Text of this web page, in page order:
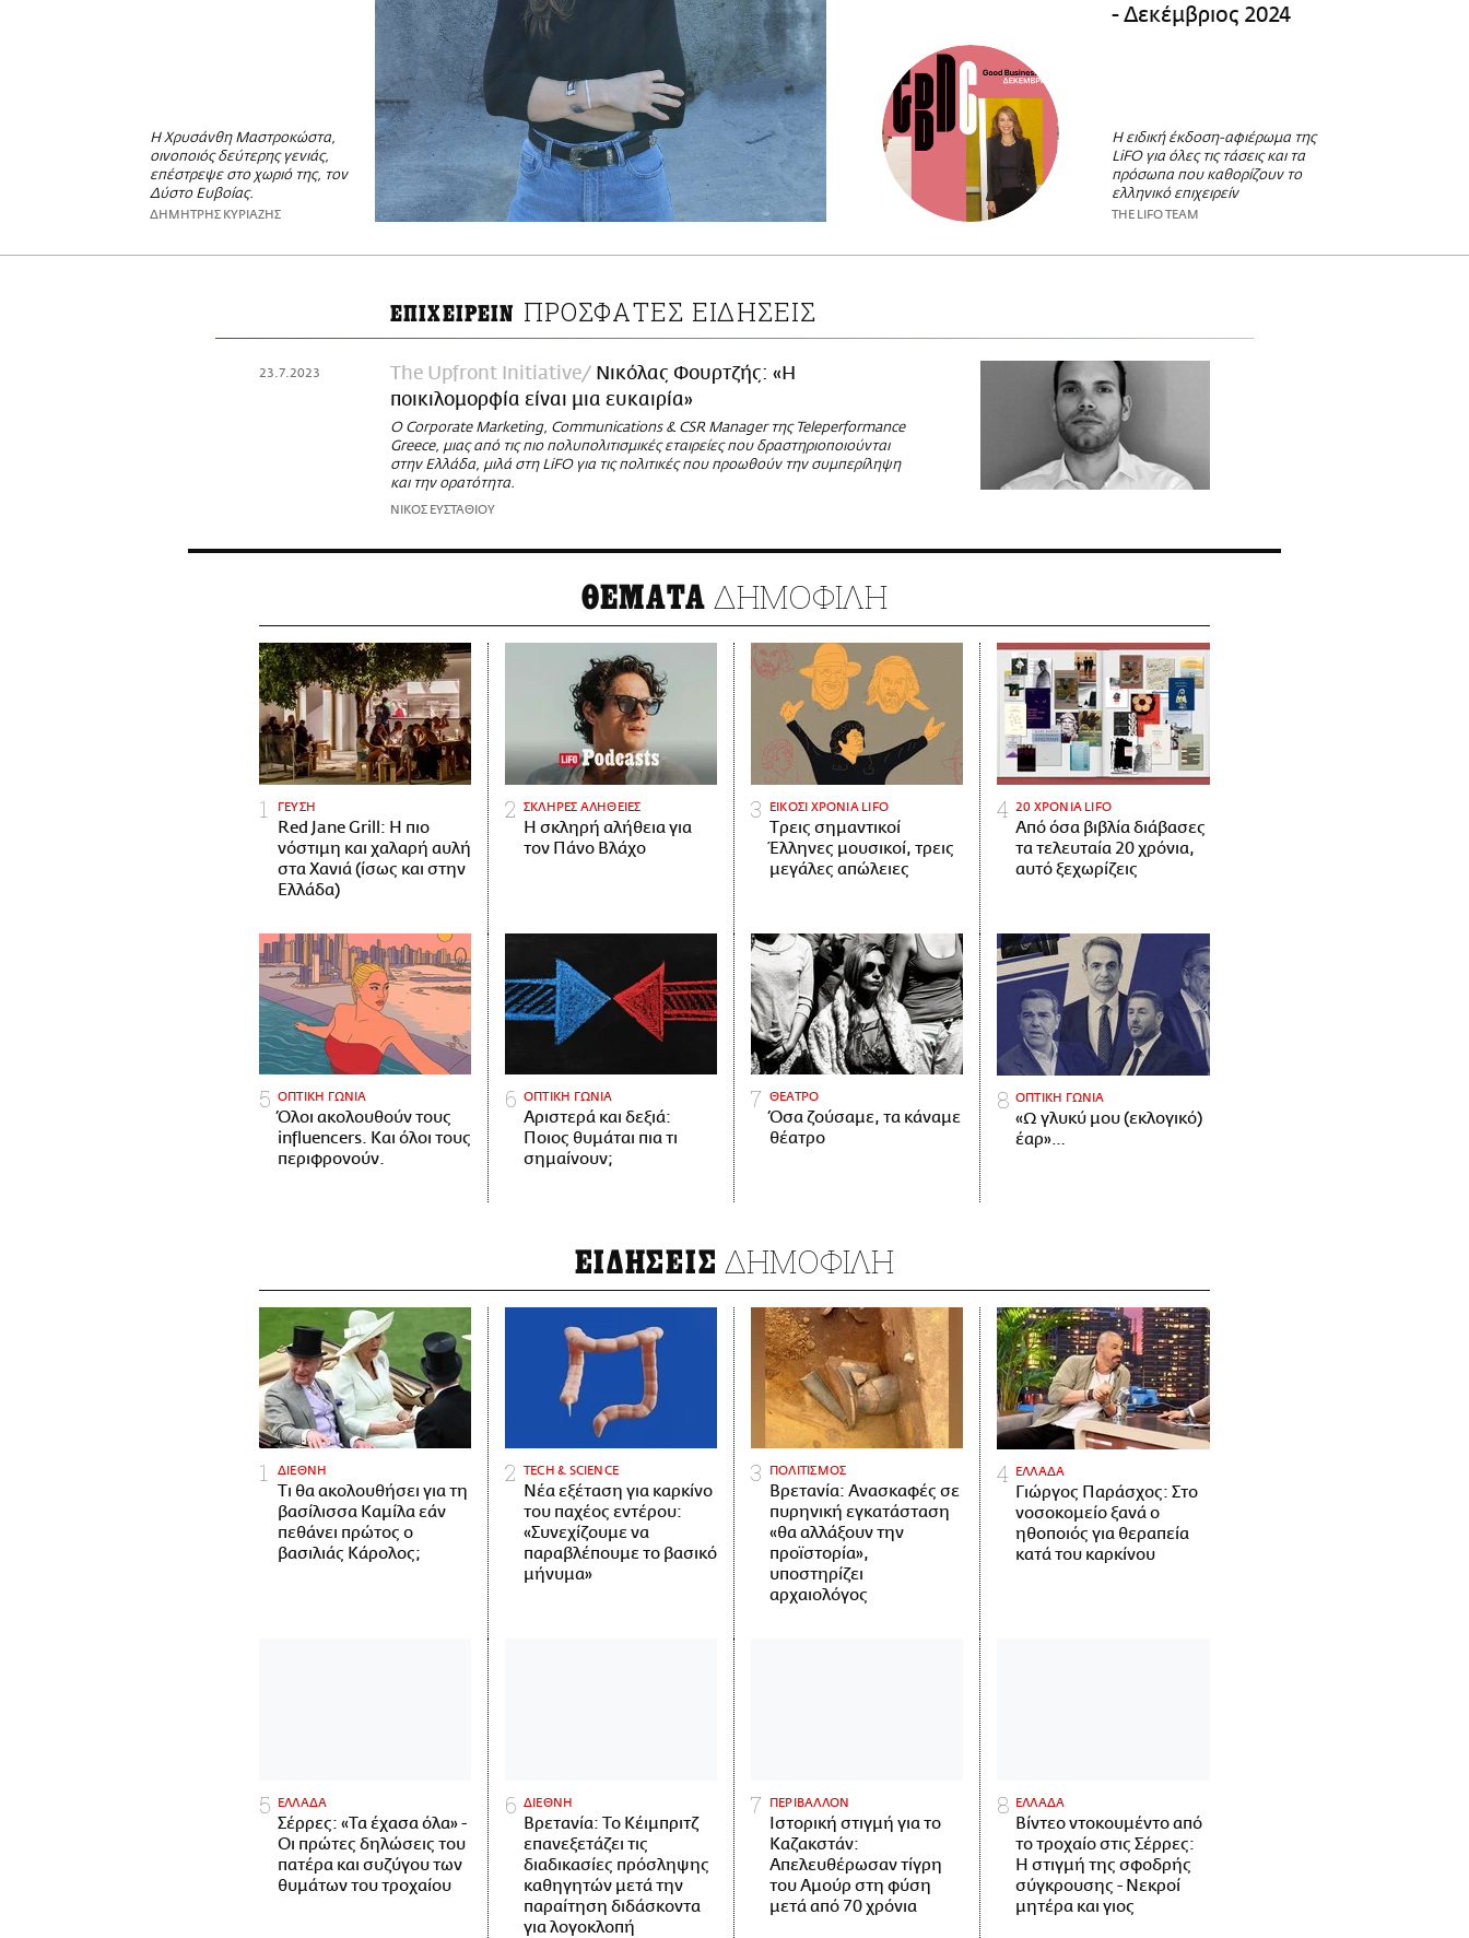
Η Χρυσάνθη Μαστροκώστα,
οινοποιός δεύτερης γενιάς,
επέστρεψε στο χωριό της, τον
Δύστο Ευβοίας.
ΔΗΜΗΤΡΗΣ ΚΥΡΙΑΖΗΣ
- Δεκέμβριος 2024
Η ειδική έκδοση-αφιέρωμα της
LiFO για όλες τις τάσεις και τα
πρόσωπα που καθορίζουν το
ελληνικό επιχειρείν
THE LIFO TEAM
ΕΠΙΧΕΙΡΕΙΝ ΠΡΟΣΦΑΤΕΣ ΕΙΔΗΣΕΙΣ
23.7.2023 The Upfront Initiative
Νικόλας Φουρτζής: «Η
ποικιλομορφία είναι μια ευκαιρία»
Ο Corporate Marketing, Communications & CSR Manager της Teleperformance
Greece, μιας από τις πιο πολυπολιτισμικές εταιρείες που δραστηριοποιούνται
στην Ελλάδα, μιλά στη LiFO για τις πολιτικές που προωθούν την συμπερίληψη
και την ορατότητα.
ΝΙΚΟΣ ΕΥΣΤΑΘΙΟΥ
ΘΕΜΑΤΑ ΔΗΜΟΦΙΛΗ
ΓΕΥΣΗ
Red Jane Grill: Η πιο
νόστιμη και χαλαρή αυλή
στα Χανιά (ίσως και στην
Ελλάδα)
ΣΚΛΗΡΕΣ ΑΛΗΘΕΙΕΣ
H σκληρή αλήθεια για
τον Πάνο Βλάχο
ΕΙΚΟΣΙ ΧΡΟΝΙΑ LIFO
Tρεις σημαντικοί
Έλληνες μουσικοί, τρεις
μεγάλες απώλειες
20 ΧΡΟΝΙΑ LIFO
Από όσα βιβλία διάβασες
τα τελευταία 20 χρόνια,
αυτό ξεχωρίζεις
ΟΠΤΙΚΗ ΓΩΝΙΑ
Όλοι ακολουθούν τους
influencers. Και όλοι τους
περιφρονούν.
ΟΠΤΙΚΗ ΓΩΝΙΑ
Αριστερά και δεξιά:
Ποιος θυμάται πια τι
σημαίνουν;
ΘΕΑΤΡΟ
Όσα ζούσαμε, τα κάναμε
θέατρο
ΟΠΤΙΚΗ ΓΩΝΙΑ
«Ω γλυκύ μου (εκλογικό)
έαρ»…
ΕΙΔΗΣΕΙΣ ΔΗΜΟΦΙΛΗ
ΔΙΕΘΝΗ
Τι θα ακολουθήσει για τη
βασίλισσα Καμίλα εάν
πεθάνει πρώτος ο
βασιλιάς Κάρολος;
ΤECH & SCIENCE
Νέα εξέταση για καρκίνο
του παχέος εντέρου:
«Συνεχίζουμε να
παραβλέπουμε το βασικό
μήνυμα»
ΠΟΛΙΤΙΣΜΟΣ
Βρετανία: Ανασκαφές σε
πυρηνική εγκατάσταση
«θα αλλάξουν την
προϊστορία»,
υποστηρίζει
αρχαιολόγος
ΕΛΛΑΔΑ
Γιώργος Παράσχος: Στο
νοσοκομείο ξανά ο
ηθοποιός για θεραπεία
κατά του καρκίνου
ΕΛΛΑΔΑ
Σέρρες: «Τα έχασα όλα» -
Οι πρώτες δηλώσεις του
πατέρα και συζύγου των
θυμάτων του τροχαίου
ΔΙΕΘΝΗ
Βρετανία: Το Κέιμπριτζ
επανεξετάζει τις
διαδικασίες πρόσληψης
καθηγητών μετά την
παραίτηση διδάσκοντα
για λογοκλοπή
ΠΕΡΙΒΑΛΛΟΝ
Ιστορική στιγμή για το
Καζακστάν:
Απελευθέρωσαν τίγρη
του Αμούρ στη φύση
μετά από 70 χρόνια
ΕΛΛΑΔΑ
Βίντεο ντοκουμέντο από
το τροχαίο στις Σέρρες:
Η στιγμή της σφοδρής
σύγκρουσης - Νεκροί
μητέρα και γιος